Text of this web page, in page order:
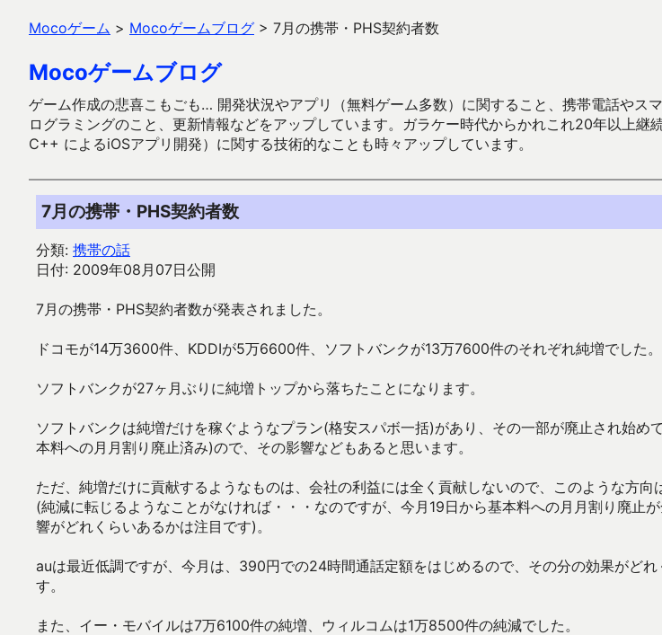
Mocoゲーム > Mocoゲームブログ > 7月の携帯・PHS契約者数
Mocoゲームブログ
ゲーム作成の悲喜こもごも… 開発状況やアプリ（無料ゲーム多数）に関すること、携帯電話や
ログラミングのこと、更新情報などをアップしています。ガラケー時代からかれこれ20年以上
C++ によるiOSアプリ開発）に関する技術的なことも時々アップしています。
7月の携帯・PHS契約者数
分類: 携帯の話
日付: 2009年08月07日公開
7月の携帯・PHS契約者数が発表されました。
ドコモが14万3600件、KDDIが5万6600件、ソフトバンクが13万7600件のそれぞれ純増でした。
ソフトバンクが27ヶ月ぶりに純増トップから落ちたことになります。
ソフトバンクは純増だけを稼ぐようなプラン(格安スパボ一括)があり、その一部が廃止され始め
本料への月月割り廃止済み)ので、その影響などもあると思います。
ただ、純増だけに貢献するようなものは、会社の利益には全く貢献しないので、このような方向
(純減に転じるようなことがなければ・・・なのですが、今月19日から基本料への月月割り廃止
響がどれくらいあるかは注目です)。
auは最近低調ですが、今月は、390円での24時間通話定額をはじめるので、その分の効果がど
す。
また、イー・モバイルは7万6100件の純増、ウィルコムは1万8500件の純減でした。